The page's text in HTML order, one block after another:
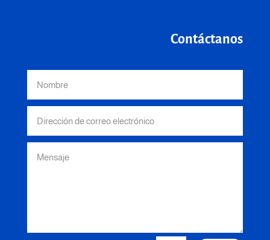
Contáctanos